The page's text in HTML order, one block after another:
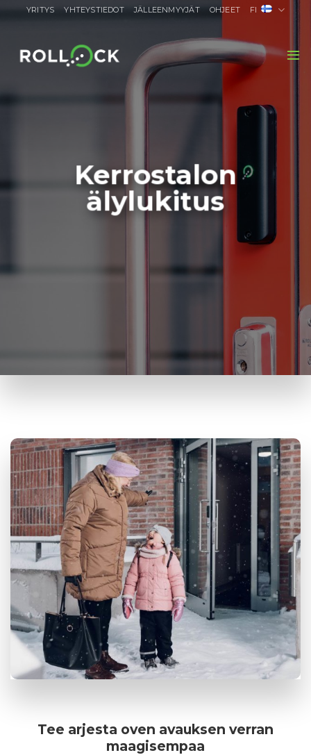
YRITYS YHTEYSTIEDOT JÄLLEENMYYJÄT OHJEET FI
Kerrostalon
älylukitus
Tee arjesta oven avauksen verran
maagisempaa